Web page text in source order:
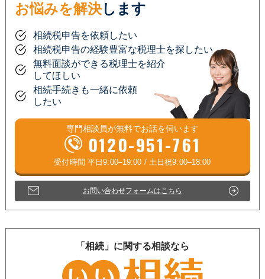
お悩みを解決します
相続税申告を依頼したい
相続税申告の経験豊富な税理士を探したい
無料面談ができる税理士を紹介
してほしい
相続手続きも一緒に依頼
したい
専門相談員が無料でお話を伺います
0120-951-761
お問い合わせフォームはこちら
「相続」に関する相談なら